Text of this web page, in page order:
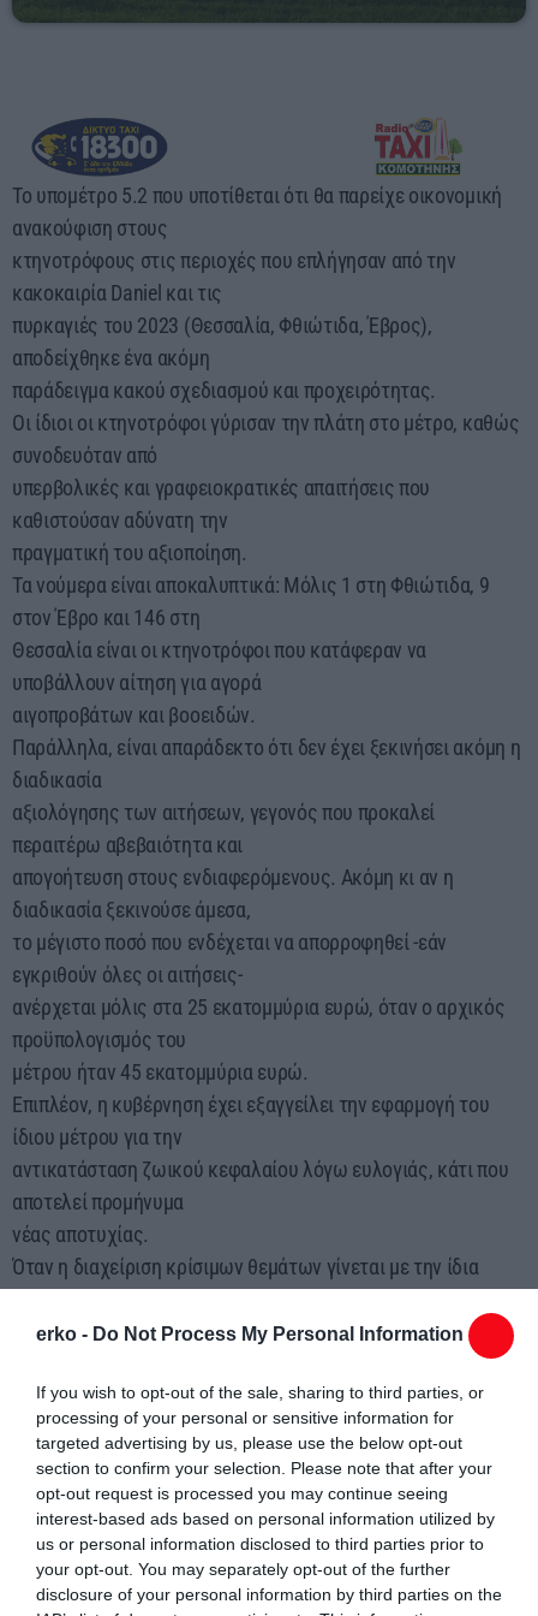
erko - Do Not Process My Personal Information
If you wish to opt-out of the sale, sharing to third parties, or
processing of your personal or sensitive information for
targeted advertising by us, please use the below opt-out
section to confirm your selection. Please note that after your
opt-out request is processed you may continue seeing
interest-based ads based on personal information utilized by
us or personal information disclosed to third parties prior to
your opt-out. You may separately opt-out of the further
disclosure of your personal information by third parties on the
00:00 - 05:00
Το υπομέτρο 5.2 που υποτίθεται ότι θα παρείχε οικονομική
ανακούφιση στους
κτηνοτρόφους στις περιοχές που επλήγησαν από την
κακοκαιρία Daniel και τις
πυρκαγιές του 2023 (Θεσσαλία, Φθιώτιδα, Έβρος),
αποδείχθηκε ένα ακόμη
παράδειγμα κακού σχεδιασμού και προχειρότητας.
Οι ίδιοι οι κτηνοτρόφοι γύρισαν την πλάτη στο μέτρο, καθώς
συνοδευόταν από
υπερβολικές και γραφειοκρατικές απαιτήσεις που
καθιστούσαν αδύνατη την
πραγματική του αξιοποίηση.
Τα νούμερα είναι αποκαλυπτικά: Μόλις 1 στη Φθιώτιδα, 9
στον Έβρο και 146 στη
Θεσσαλία είναι οι κτηνοτρόφοι που κατάφεραν να
υποβάλλουν αίτηση για αγορά
αιγοπροβάτων και βοοειδών.
Παράλληλα, είναι απαράδεκτο ότι δεν έχει ξεκινήσει ακόμη η
διαδικασία
αξιολόγησης των αιτήσεων, γεγονός που προκαλεί
περαιτέρω αβεβαιότητα και
απογοήτευση στους ενδιαφερόμενους. Ακόμη κι αν η
διαδικασία ξεκινούσε άμεσα,
το μέγιστο ποσό που ενδέχεται να απορροφηθεί -εάν
εγκριθούν όλες οι αιτήσεις-
ανέρχεται μόλις στα 25 εκατομμύρια ευρώ, όταν ο αρχικός
προϋπολογισμός του
μέτρου ήταν 45 εκατομμύρια ευρώ.
Επιπλέον, η κυβέρνηση έχει εξαγγείλει την εφαρμογή του
ίδιου μέτρου για την
αντικατάσταση ζωικού κεφαλαίου λόγω ευλογιάς, κάτι που
αποτελεί προμήνυμα
νέας αποτυχίας.
Όταν η διαχείριση κρίσιμων θεμάτων γίνεται με την ίδια
στρατηγικού σχεδιασμού, το αποτέλεσμα δεν μπορεί παρά να
απογοητευτικό.
Η Νέα Αριστερά καταγγέλλει την πλήρη αποτυχία της
κυβέρνησης να στηρίξει
ουσιαστικά τον κτηνοτροφικό κόσμο της χώρας και απαιτεί
από την κυβέρνηση να
εγκαταλείψει την αποτυχημένη λογική των μέτρων-βιτρίνας